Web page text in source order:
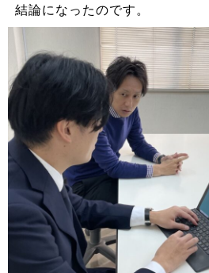
結論になったのです。